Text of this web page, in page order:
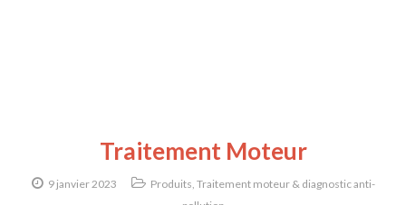
Traitement Moteur
9 janvier 2023 Produits, Traitement moteur & diagnostic anti-